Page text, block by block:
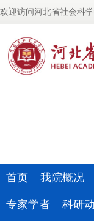
欢迎访问河北省社会科学
首页 我院概况
专家学者 科研